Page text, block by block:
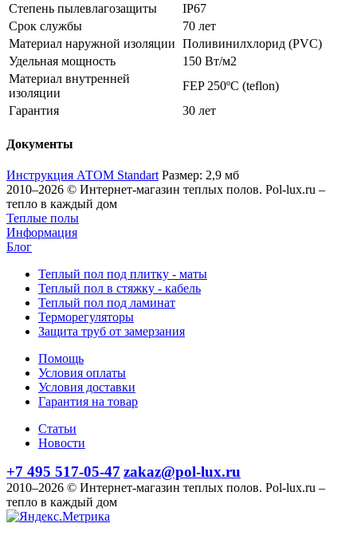
Степень пылевлагозащиты
IP67
Срок службы
70 лет
Материал наружной изоляции Поливинилхлорид (PVC)
Удельная мощность
150 Вт/м2
Материал внутренней
изоляции
FEP 250ºС (teflon)
Гарантия
30 лет
Документы
Инструкция АТОМ Standart Размер: 2,9 мб
2010–2026 © Интернет-магазин теплых полов. Pol-lux.ru –
тепло в каждый дом
Теплые полы
Информация
Блог
Теплый пол под плитку - маты
Теплый пол в стяжку - кабель
Теплый пол под ламинат
Терморегуляторы
Защита труб от замерзания
Помощь
Условия оплаты
Условия доставки
Гарантия на товар
Статьи
Новости
+7 495 517-05-47 zakaz@pol-lux.ru
2010–2026 © Интернет-магазин теплых полов. Pol-lux.ru –
тепло в каждый дом